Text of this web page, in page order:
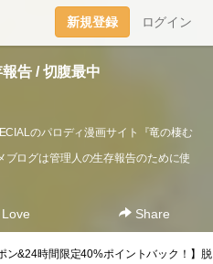
新規登録 ログイン
告 / 切腹最中
のパロディ漫画サイト『竜の棲む
ログは管理人の生存報告のために使
Share
ン&24時間限定40%ポイントバック！】脱